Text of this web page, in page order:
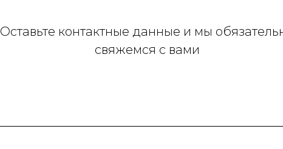
Оставьте контактные данные и мы
свяжемся с вами